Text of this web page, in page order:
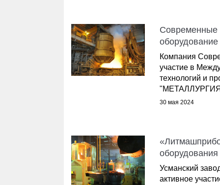
Современные
Компания
участие в
технологий и
30 мая 2024
оборудования
Усманский
активное